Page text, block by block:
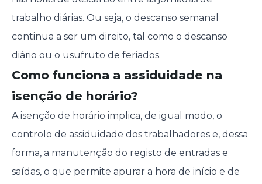
trabalho diárias. Ou seja, o descanso semanal
continua a ser um direito, tal como o descanso
diário ou o usufruto de feriados.
Como funciona a assiduidade na
isenção de horário?
A isenção de horário implica, de igual modo, o
controlo de assiduidade dos trabalhadores e, dessa
forma, a manutenção do registo de entradas e
saídas, o que permite apurar a hora de início e de